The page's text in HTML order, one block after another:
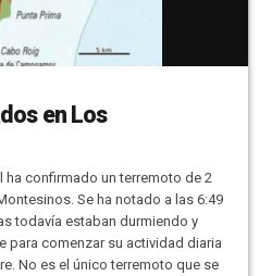
en Los
confirmado un terremoto de 2
Se ha notado a las 6:49
todavía estaban durmiendo y
para comenzar su actividad diaria
No es el único terremoto que se